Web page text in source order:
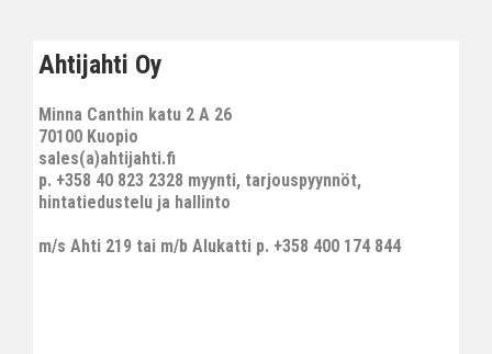
Ahtijahti Oy
Minna Canthin katu 2 A 26
70100 Kuopio
sales(a)ahtijahti.fi
p. +358 40 823 2328 myynti, tarjouspyynnöt,
hintatiedustelu ja hallinto
m/s Ahti 219 tai m/b Alukatti p. +358 400 174 844